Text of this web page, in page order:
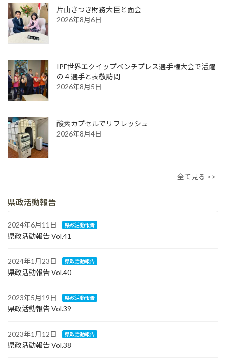
片山さつき財務大臣と面会
2026年8月6日
IPF世界エクイップベンチプレス選手権大会で活躍
の４選手と表敬訪問
2026年8月5日
酸素カプセルでリフレッシュ
2026年8月4日
全て見る >>
県政活動報告
2024年6月11日 県政活動報告
県政活動報告 Vol.41
2024年1月23日 県政活動報告
県政活動報告 Vol.40
2023年5月19日 県政活動報告
県政活動報告 Vol.39
2023年1月12日 県政活動報告
県政活動報告 Vol.38